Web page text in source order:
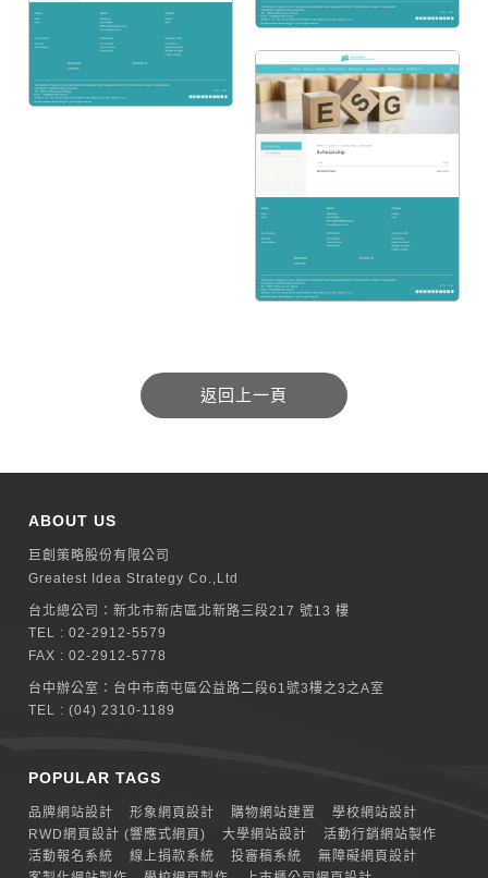
ABOUT US
巨創策略股份有限公司
Greatest Idea Strategy Co.,Ltd
台北總公司：新北巿新店區北新路三段217 號13 樓
TEL :02-2912-5579
FAX : 02-2912-5778
台中辦公室： 台中市南屯區公益路二段61號3樓之3之A室
TEL :(04) 2310-1189
POPULAR TAGS
品牌網站設計 形象網頁設計 購物網站建置
學校網站設計
RWD網頁設計 (響應式網頁)
大學網站設計
活動行銷網站製作
活動報名系統
線上捐款系統 投審稿系統
無障礙網頁設計